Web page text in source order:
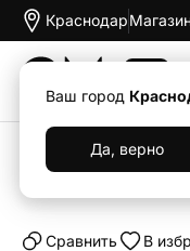
Краснодар
Ваш город
Да, верно
Каталог
Смартфон
Cравнить В